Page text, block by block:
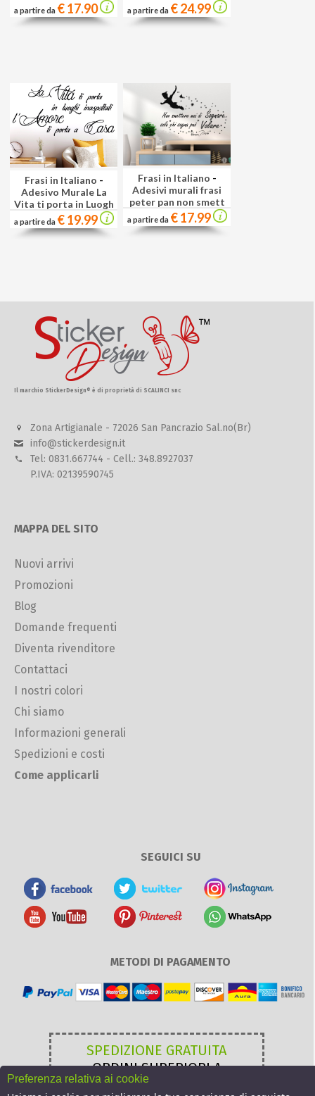
a partire da € 17.90 a partire da € 24.99
Frasi in Italiano -
Adesivo Murale La
Vita ti porta in Luogh
a partire da € 19.99
Frasi in Italiano -
Adesivi murali frasi
peter pan non smett
a partire da € 17.99
Il marchio StickerDesign® è di proprietà di SCALINCI snc
Zona Artigianale - 72026 San Pancrazio Sal.no(Br)
info@stickerdesign.it
Tel: 0831.667744 - Cell.: 348.8927037
P.IVA: 02139590745
MAPPA DEL SITO
Nuovi arrivi
Promozioni
Blog
Domande frequenti
Diventa rivenditore
Contattaci
I nostri colori
Chi siamo
Informazioni generali
Spedizioni e costi
Come applicarli
SEGUICI SU
METODI DI PAGAMENTO
SPEDIZIONE GRATUITA
ORDINI SUPERIORI A
49,00 €
Preferenza relativa ai cookie